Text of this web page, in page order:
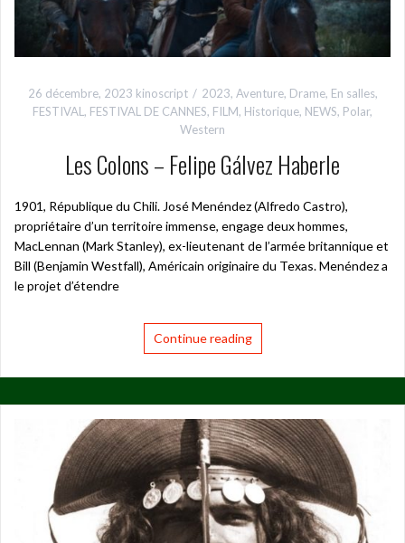
26 décembre, 2023 kinoscript 2023, Aventure, Drame, En salles,
FESTIVAL , FESTIVAL DE CANNES, FILM, Historique, NEWS, Polar,
Western
Les Colons – Felipe Gálvez Haberle
1901, République du Chili. José Menéndez (Alfredo Castro),
propriétaire d’un territoire immense, engage deux hommes,
MacLennan (Mark Stanley), ex-lieutenant de l’armée britannique et
Bill (Benjamin Westfall), Américain originaire du Texas. Menéndez a
le projet d’étendre
Continue reading